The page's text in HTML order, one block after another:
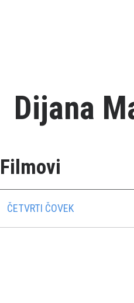
Dijana
Filmovi
ČETVRTI ČOVEK